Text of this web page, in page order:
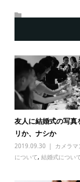
友人に結婚式の写真
リか、ナシか
2019.09.30 カメラマ
について, 結婚式につい